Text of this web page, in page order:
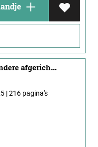
Schoofhondjes en andere afgerichte huisdieren
| 216 pagina's